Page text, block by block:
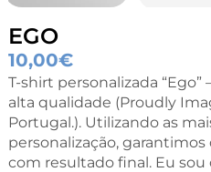
EGO
10,00€
T-shirt personalizada “Ego”
alta qualidade (Proudly
Portugal.). Utilizando as
personalização,
com resultado final. Eu sou